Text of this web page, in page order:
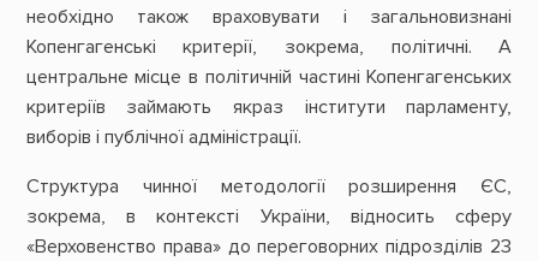
необхідно також враховувати і загальновизнані
Копенгагенські критерії, зокрема, політичні. А
центральне місце в політичній частині Копенгагенських
критеріїв займають якраз інститути парламенту,
виборів і публічної адміністрації.
Структура чинної методології розширення ЄС,
зокрема, в контексті України, відносить сферу
«Верховенство права» до переговорних підрозділів 23